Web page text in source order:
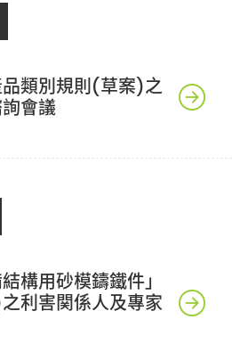
類別規則(草案)之
會議
構用砂模鑄鐵件」
利害関係人及專家